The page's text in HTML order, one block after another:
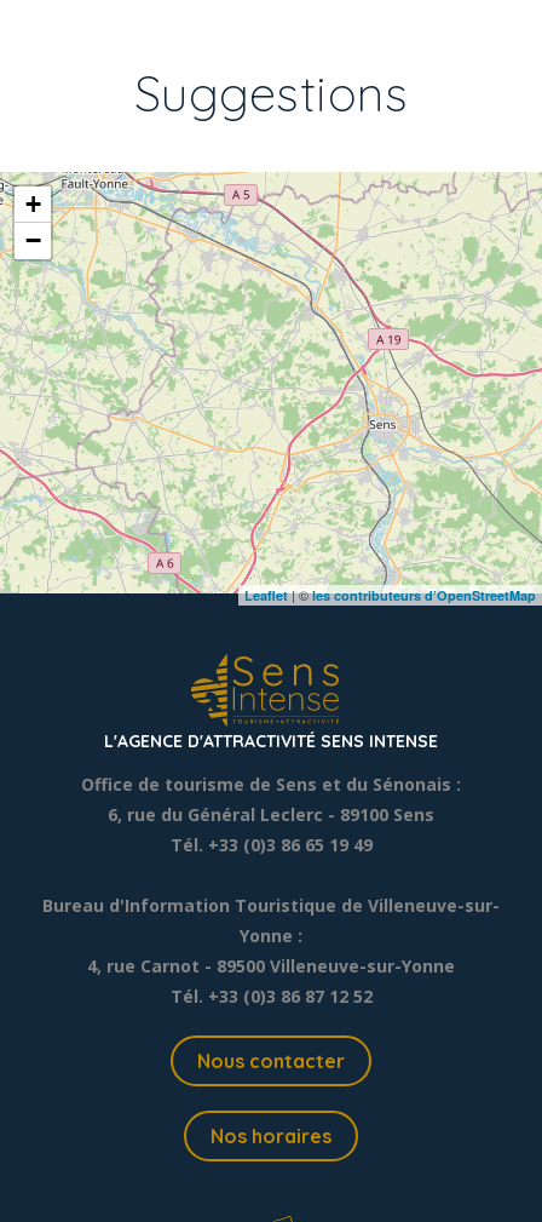
Suggestions
+
−
Leaflet| ©les contributeurs d’OpenStreetMap
L'AGENCE D'ATTRACTIVITÉ SENS INTENSE
Office de tourisme de Sens et du Sénonais :
6, rue du Général Leclerc - 89100 Sens
Tél. +33 (0)3 86 65 19 49
Bureau d'Information Touristique de Villeneuve-sur-
Yonne :
4, rue Carnot - 89500 Villeneuve-sur-Yonne
Tél. +33 (0)3 86 87 12 52
Nous contacter
Nos horaires